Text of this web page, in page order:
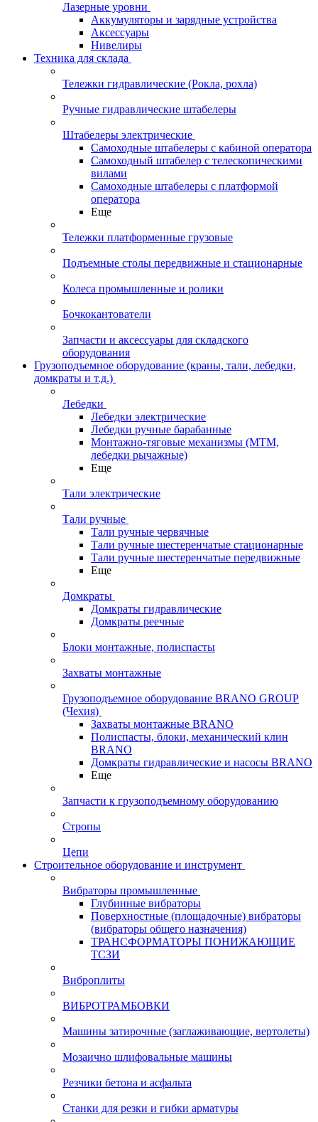
Лазерные уровни
Аккумуляторы и зарядные устройства
Аксессуары
Нивелиры
Техника для склада
Тележки гидравлические (Рокла, рохла)
Ручные гидравлические штабелеры
Штабелеры электрические
Самоходные штабелеры с кабиной оператора
Самоходный штабелер с телескопическими
вилами
Самоходные штабелеры с платформой
оператора
Еще
Тележки платформенные грузовые
Подъемные столы передвижные и стационарные
Колеса промышленные и ролики
Бочкокантователи
Запчасти и аксессуары для складского
оборудования
Грузоподъемное оборудование (краны, тали, лебедки,
домкраты и т.д.)
Лебедки
Лебедки электрические
Лебедки ручные барабанные
Монтажно-тяговые механизмы (МТМ,
лебедки рычажные)
Еще
Тали электрические
Тали ручные
Тали ручные червячные
Тали ручные шестеренчатые стационарные
Тали ручные шестеренчатые передвижные
Еще
Домкраты
Домкраты гидравлические
Домкраты реечные
Блоки монтажные, полиспасты
Захваты монтажные
Грузоподъемное оборудование BRANO GROUP
(Чехия)
Захваты монтажные BRANO
Полиспасты, блоки, механический клин
BRANO
Домкраты гидравлические и насосы BRANO
Еще
Запчасти к грузоподъемному оборудованию
Стропы
Цепи
Строительное оборудование и инструмент
Вибраторы промышленные
Глубинные вибраторы
Поверхностные (площадочные) вибраторы
(вибраторы общего назначения)
ТРАНСФОРМАТОРЫ ПОНИЖАЮЩИЕ
ТСЗИ
Виброплиты
ВИБРОТРАМБОВКИ
Машины затирочные (заглаживающие, вертолеты)
Мозаично шлифовальные машины
Резчики бетона и асфальта
Станки для резки и гибки арматуры